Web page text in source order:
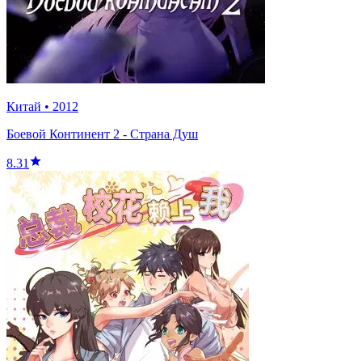
Китай • 2012
Боевой Континент 2 - Страна Душ
8.31